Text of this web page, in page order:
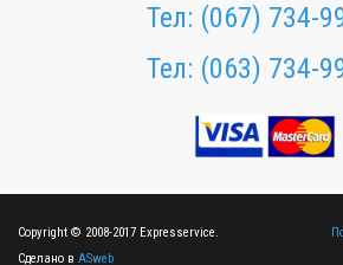
Тел: (067) 734-
Тел: (063) 734-
Copyright © 2008-2017 Expresservice.
Сделано в ASweb